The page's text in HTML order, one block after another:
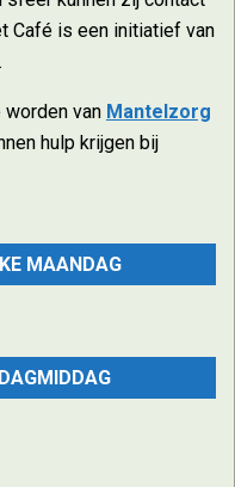
Café is een initiatief van
.
van Mantelzorg
hulp krijgen bij
MAANDAG